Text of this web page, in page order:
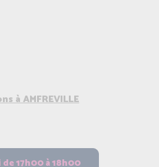
à AMFREVILLE